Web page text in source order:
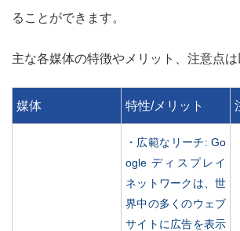
ることができます。
主な各媒体の特徴やメリット、注意点は
媒体 特性/メリット
・広範なリーチ: Go
ogle ディスプレイ
ネットワークは、世
界中の多くのウェブ
サイトに広告を表示